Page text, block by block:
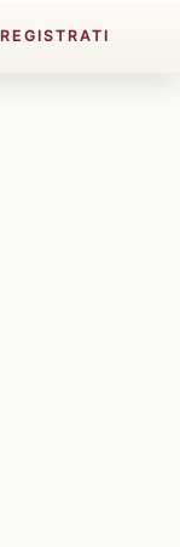
REGISTRATI